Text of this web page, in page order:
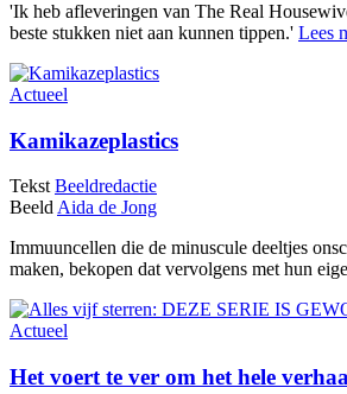
'Ik heb afleveringen van The Real
beste stukken niet aan kunnen tippen.' Lees
Actueel
Kamikazeplastics
Tekst Beeldredactie
BeeldAida de Jong
Immuuncellen die de minuscule deeltjes
maken, bekopen dat vervolgens met hun
Actueel
Het voert te ver om het hele